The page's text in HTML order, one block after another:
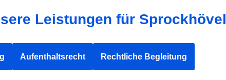
Leistungen für Sprockhövel
Aufenthaltsrecht Rechtliche Begleitung